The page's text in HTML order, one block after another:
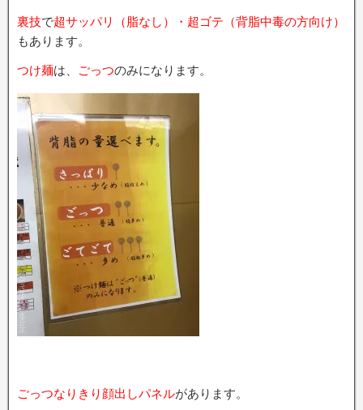
裏技で超サッパリ（脂なし）・超ゴテ（背脂中毒の方向け）
もあります。
つけ麺は、 ごっつのみになります。
ごっつなりきり顔出しパネルがあります。